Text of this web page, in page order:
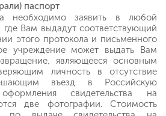
паспорт
необходимо заявить в любой
где Вам выдадут соответствующий
этого протокола и письменного
учреждение может выдать Вам
являющееся основным
личность в отсутствие
въезд в Российскую
свидетельства на
две фотографии. Стоимость